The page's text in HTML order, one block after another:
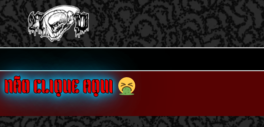
NÃO CLIQUE AQUI